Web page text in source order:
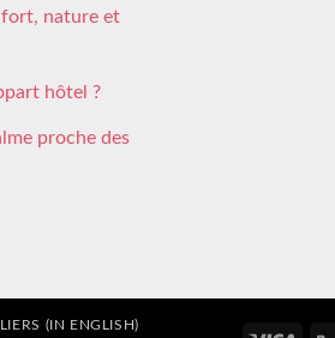
nature et
hôtel ?
proche des
(IN ENGLISH)